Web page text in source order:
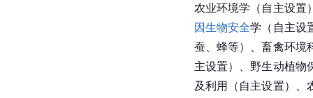
农业环境学（自主设置
因生物安全学（自主设
蚕、蜂等）、畜禽环境
主设置）、野生动植物
及利用（自主设置）、